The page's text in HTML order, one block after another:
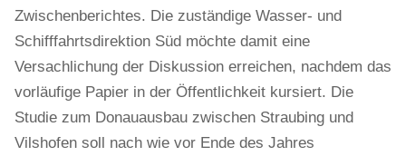
Zwischenberichtes. Die zuständige Wasser- und
Schifffahrtsdirektion Süd möchte damit eine
Versachlichung der Diskussion erreichen, nachdem das
vorläufige Papier in der Öffentlichkeit kursiert. Die
Studie zum Donauausbau zwischen Straubing und
Vilshofen soll nach wie vor Ende des Jahres